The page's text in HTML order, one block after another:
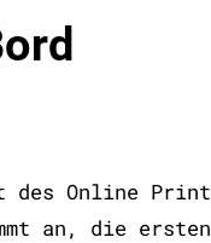
des Online Print
an, die ersten